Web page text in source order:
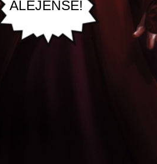
ALÉJENSE!